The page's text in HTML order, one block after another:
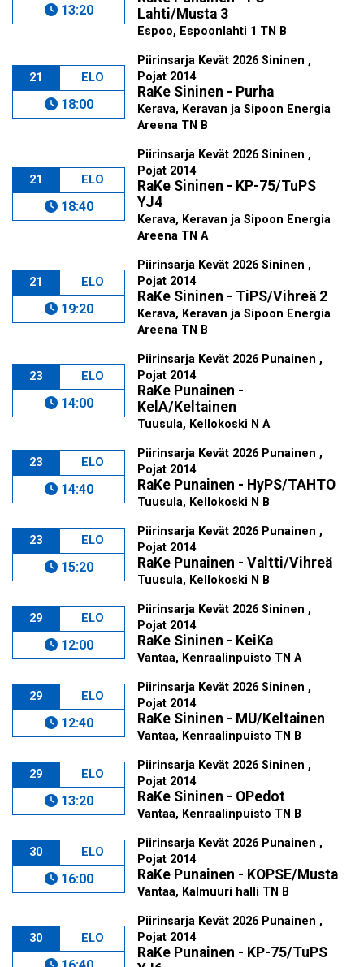
13:20
Lahti/Musta 3
Espoo, Espoonlahti 1 TN B
21 ELO
18:00
Piirinsarja Kevät 2026 Sininen ,
Pojat 2014
RaKe Sininen - Purha
Kerava, Keravan ja Sipoon Energia
Areena TN B
21 ELO
18:40
Piirinsarja Kevät 2026 Sininen ,
Pojat 2014
RaKe Sininen - KP-75/TuPS
YJ4
Kerava, Keravan ja Sipoon Energia
Areena TN A
21 ELO
19:20
Piirinsarja Kevät 2026 Sininen ,
Pojat 2014
RaKe Sininen - TiPS/Vihreä 2
Kerava, Keravan ja Sipoon Energia
Areena TN B
23 ELO
14:00
Piirinsarja Kevät 2026 Punainen ,
Pojat 2014
RaKe Punainen -
KelA/Keltainen
Tuusula, Kellokoski N A
23 ELO
14:40
Piirinsarja Kevät 2026 Punainen ,
Pojat 2014
RaKe Punainen - HyPS/TAHTO
Tuusula, Kellokoski N B
23 ELO
15:20
Piirinsarja Kevät 2026 Punainen ,
Pojat 2014
RaKe Punainen - Valtti/Vihreä
Tuusula, Kellokoski N B
29 ELO
12:00
Piirinsarja Kevät 2026 Sininen ,
Pojat 2014
RaKe Sininen - KeiKa
Vantaa, Kenraalinpuisto TN A
29 ELO
12:40
Piirinsarja Kevät 2026 Sininen ,
Pojat 2014
RaKe Sininen - MU/Keltainen
Vantaa, Kenraalinpuisto TN B
29 ELO
13:20
Piirinsarja Kevät 2026 Sininen ,
Pojat 2014
RaKe Sininen - OPedot
Vantaa, Kenraalinpuisto TN B
30 ELO
16:00
Piirinsarja Kevät 2026 Punainen ,
Pojat 2014
RaKe Punainen - KOPSE/Musta
Vantaa, Kalmuuri halli TN B
30 ELO
Piirinsarja Kevät 2026 Punainen ,
Pojat 2014
RaKe Punainen - KP-75/TuPS